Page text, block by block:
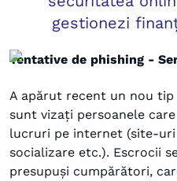
Fiataloknak
Befektetőknek
Kapcsolat
Netbank
gestionezi
Tentative de phishing -
A apărut recent un nou
sunt vizați persoanele
lucruri pe internet (site-
socializare etc.). Escrocii
presupuși cumpărători,